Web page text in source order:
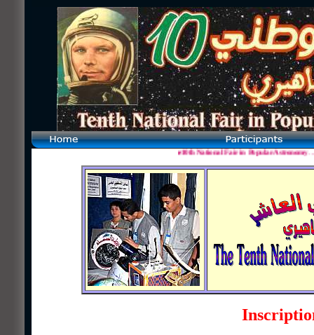
The10th National Fair in Popular Astronomy.... 29 October-1